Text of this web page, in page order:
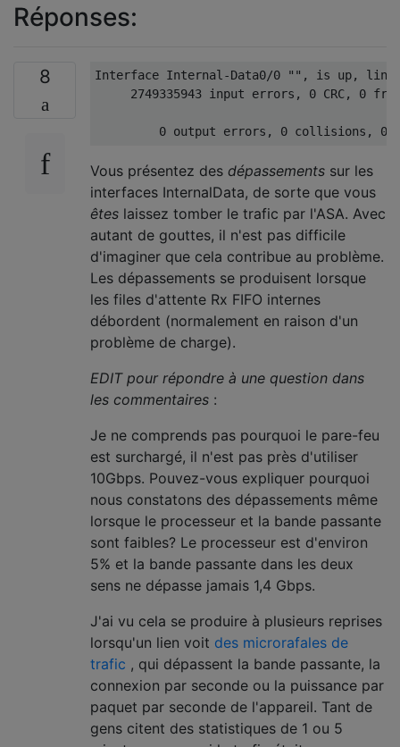
Réponses:
8
Interface Internal-Data0/0 "", is up, line
2749335943 input errors, 0 CRC, 0
Vous présentez des dépassements sur les
interfaces InternalData, de sorte que vous
êtes laissez tomber le trafic par l'ASA. Avec
autant de gouttes, il n'est pas difficile
d'imaginer que cela contribue au problème.
Les dépassements se produisent lorsque
les files d'attente Rx FIFO internes
débordent (normalement en raison d'un
problème de charge).
EDIT pour répondre à une question dans
les commentaires :
Je ne comprends pas pourquoi le pare-feu
est surchargé, il n'est pas près d'utiliser
10Gbps. Pouvez-vous expliquer pourquoi
nous constatons des dépassements même
lorsque le processeur et la bande passante
sont faibles? Le processeur est d'environ
5% et la bande passante dans les deux
sens ne dépasse jamais 1,4 Gbps.
J'ai vu cela se produire à plusieurs reprises
lorsqu'un lien voit des microrafales de
trafic , qui dépassent la bande passante, la
connexion par seconde ou la puissance par
paquet par seconde de l'appareil. Tant de
gens citent des statistiques de 1 ou 5